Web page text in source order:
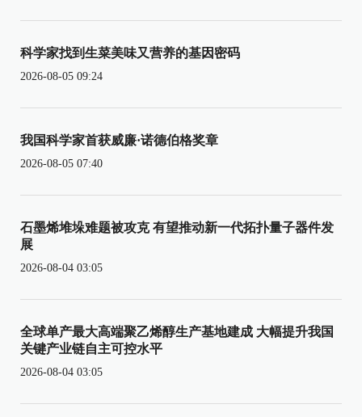
科学家找到生菜美味又营养的基因密码
2026-08-05 09:24
我国科学家首获威廉·诺德伯格奖章
2026-08-05 07:40
石墨烯堆垛难题被攻克 有望推动新一代拓扑量子器件发
展
2026-08-04 03:05
全球单产最大高端聚乙烯醇生产基地建成 大幅提升我国
关键产业链自主可控水平
2026-08-04 03:05